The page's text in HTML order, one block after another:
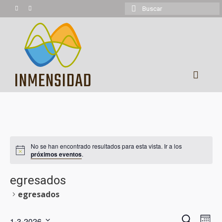
Buscar
por:
Montañismo
No se han encontrado resultados para esta vista. Ir a los
próximos eventos.
egresados
egresados
Buscar